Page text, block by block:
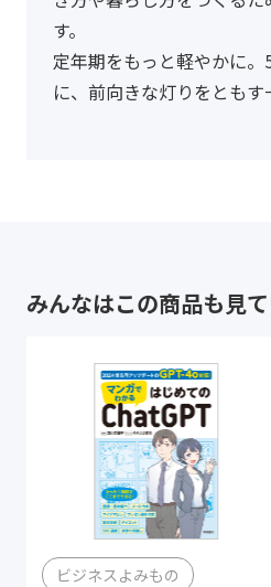
す。
定年期をもっと軽やかに
に、前向きな灯りをともす
みんなはこの商品も見
ビジネスよみもの